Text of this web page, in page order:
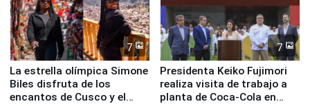
7
La estrella olímpica Simone
Biles disfruta de los
encantos de Cusco y el
7
Presidenta Keiko Fujimori
realiza visita de trabajo a
planta de Coca-Cola en